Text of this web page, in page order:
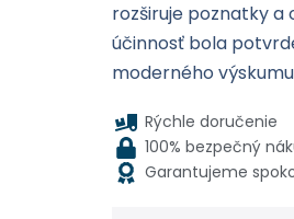
rozširuje poznatky a
účinnosť bola
moderného
Rýchle doručenie
100% bezpečný
Garantujeme